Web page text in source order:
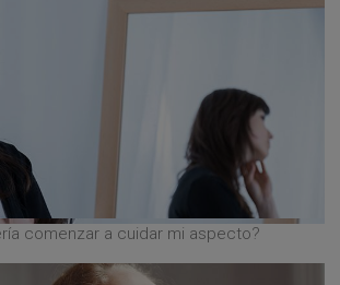
comenzar a cuidar mi aspecto?